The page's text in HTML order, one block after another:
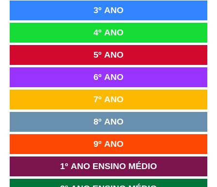
3º ANO
4º ANO
5º ANO
6º ANO
7º ANO
8º ANO
9º ANO
1º ANO ENSINO MÉDIO